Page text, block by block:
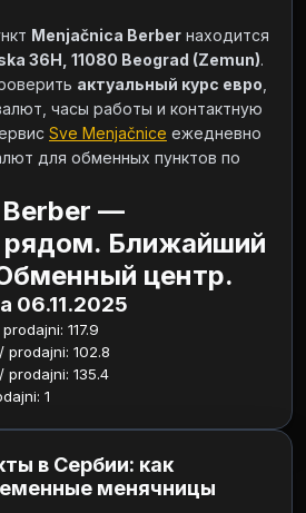
Menjačnica Berber находится
36H, 11080 Beograd (Zemun).
актуальный курс евро
часы работы и контактную
Sve Menjačnice ежедневно
для обменных пунктов по
Berber —
Ближайший
центр.
06.11.2025
117.9
prodajni: 102.8
prodajni: 135.4
1
в Сербии: как
менячницы